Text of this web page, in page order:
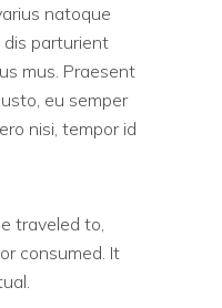
natoque
parturient
mus. Praesent
eu semper
nisi, tempor id
traveled to,
consumed. It